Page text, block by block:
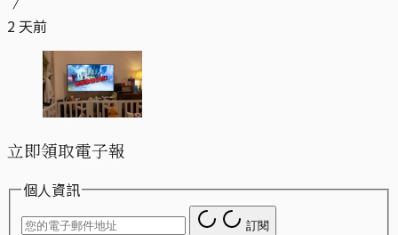
2 天前
立即領取電子報
個人資訊
訂閱